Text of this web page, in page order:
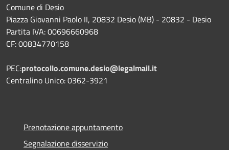
Comune di Desio
Piazza Giovanni Paolo II, 20832 Desio (MB) - 20832 - Desio
Partita IVA: 00696660968
CF: 00834770158
PEC:protocollo.comune.desio@legalmail.it
Centralino Unico: 0362-3921
Prenotazione appuntamento
Segnalazione disservizio